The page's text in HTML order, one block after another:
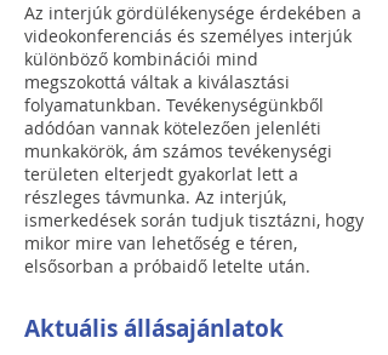
Az interjúk gördülékenysége érdekében a
videokonferenciás és személyes interjúk
különböző kombinációi mind
megszokottá váltak a kiválasztási
folyamatunkban. Tevékenységünkből
adódóan vannak kötelezően jelenléti
munkakörök, ám számos tevékenységi
területen elterjedt gyakorlat lett a
részleges távmunka. Az interjúk,
ismerkedések során tudjuk tisztázni, hogy
mikor mire van lehetőség e téren,
elsősorban a próbaidő letelte után.
Aktuális állásajánlatok